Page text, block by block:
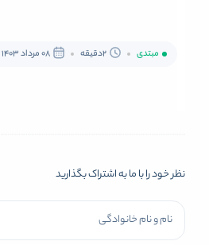
مبتدی 2دقیقه 08 مرداد 1403
نظر خود را با ما به اشتراک بگذارید